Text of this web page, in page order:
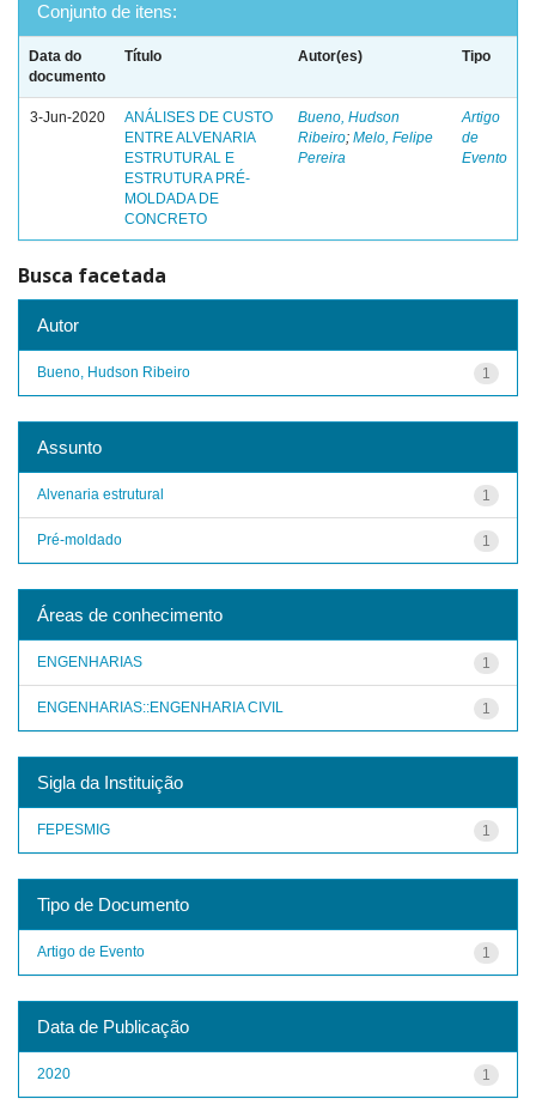
Conjunto de itens:
Data do
documento
Título Autor(es) Tipo
3-Jun-2020
ANÁLISES DE CUSTO
ENTRE ALVENARIA
ESTRUTURAL E
ESTRUTURA PRÉ-
MOLDADA DE
CONCRETO
Bueno, Hudson
Ribeiro; Melo, Felipe
Pereira
Artigo
de
Evento
Busca facetada
Autor
1
Bueno, Hudson Ribeiro
Assunto
1
Alvenaria estrutural
1
Pré-moldado
Áreas de conhecimento
1
ENGENHARIAS
1
ENGENHARIAS::ENGENHARIA CIVIL
Sigla da Instituição
1
FEPESMIG
Tipo de Documento
1
Artigo de Evento
Data de Publicação
1
2020